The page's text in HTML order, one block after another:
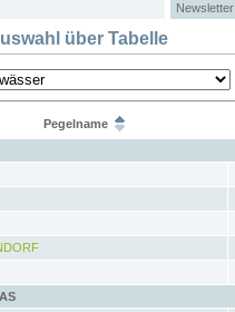
Newsletter
über Tabelle
Pegelname